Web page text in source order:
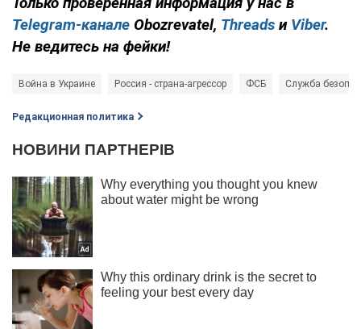
Telegram-канале Obozrevatel, Threads и Viber.
Не ведитесь на фейки!
Война в Украине Россия - страна-агрессор ФСБ Служба
Редакционная политика